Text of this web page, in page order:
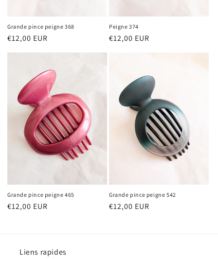
Grande pince peigne 368
Prix
€12,00 EUR
Peigne 374
Prix
€12,00 EUR
Grande pince peigne 465
Prix
€12,00 EUR
Grande pince peigne 542
Prix
€12,00 EUR
Liens rapides